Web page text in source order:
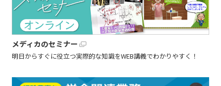
メディカのセミナー
明日からすぐに役立つ実際的な知識をWEB講義でわかりやすく！